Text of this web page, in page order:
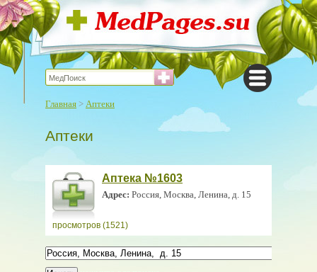
Главная > Аптеки
Аптеки
Аптека №1603
Адрес: Россия, Москва, Ленина, д. 15
просмотров (1521)